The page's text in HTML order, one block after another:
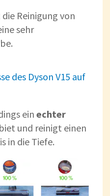
Reinigung von
sehr
des Dyson V15 auf
einechter
und reinigt einen
in die Tiefe.